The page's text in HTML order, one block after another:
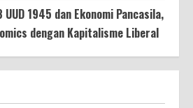
1945 dan Ekonomi Pancasila,
dengan Kapitalisme Liberal